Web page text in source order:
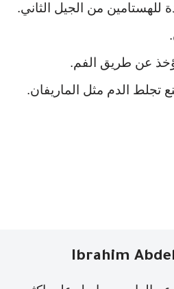
للهستامين من الجيل الثاني.
عن طريق الفم.
تجلط الدم مثل الماريفان.
Ibrahim